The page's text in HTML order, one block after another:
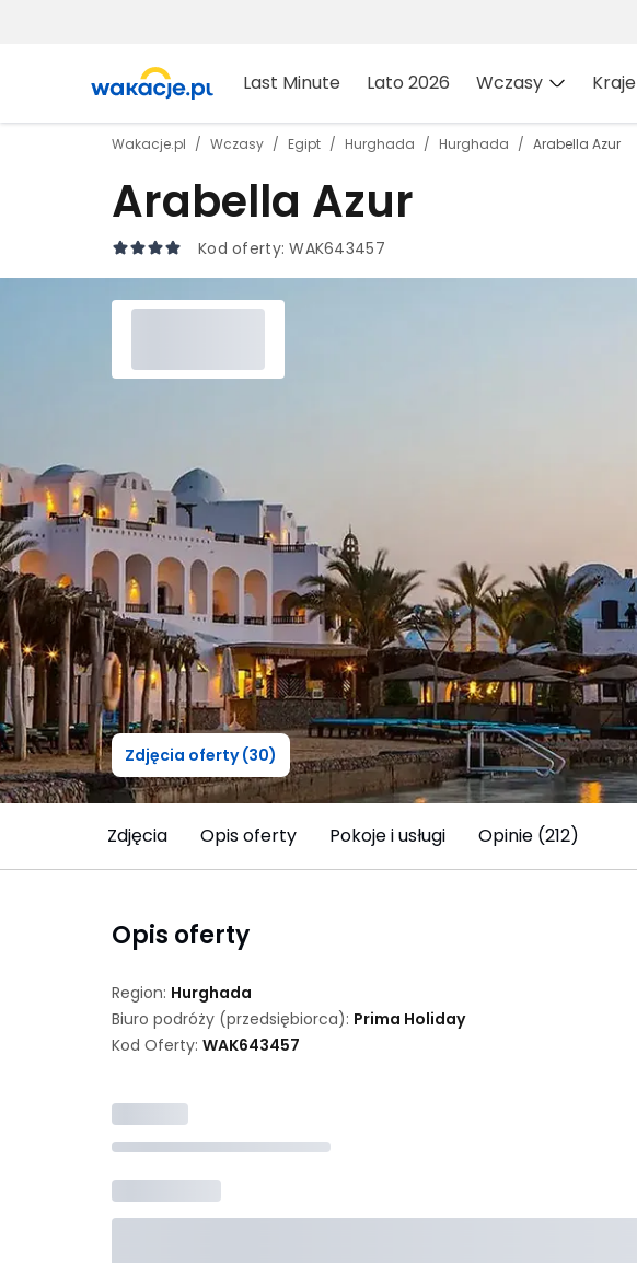
Last Minute Lato 2026 Wczasy Kraje
Wakacje.pl Wczasy Egipt Hurghada Hurghada Arabella Azur
Arabella Azur
Kod oferty:WAK643457
Zdjęcia oferty (30)
Zdjęcia Opis oferty Pokoje i usługi Opinie (212)
Opis oferty
Region: Hurghada
Biuro podróży (przedsiębiorca): Prima Holiday
Kod Oferty: WAK643457